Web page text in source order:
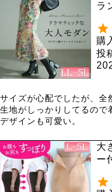
ラ
購
投
サイズが心配でしたが、全
生地がしっかりしてるので
デザインも可愛い。
大
ー